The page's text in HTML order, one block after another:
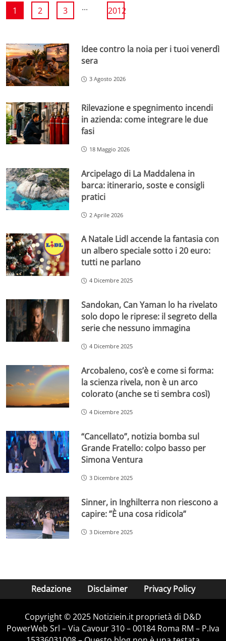
1 2 3 ... 2012
Idee contro la noia per i tuoi venerdì
sera
3 Agosto 2026
Rilevazione e spegnimento incendi
in azienda: come integrare le due
fasi
18 Maggio 2026
Arcipelago di La Maddalena in
barca: itinerario, soste e consigli
pratici
2 Aprile 2026
A Natale Lidl accende la fantasia con
un albero speciale sotto i 20 euro:
tutti ne parlano
4 Dicembre 2025
Sandokan, Can Yaman lo ha rivelato
solo dopo le riprese: il segreto della
serie che nessuno immagina
4 Dicembre 2025
Arcobaleno, cos’è e come si forma:
la scienza rivela, non è un arco
colorato (anche se ti sembra così)
4 Dicembre 2025
“Cancellato”, notizia bomba sul
Grande Fratello: colpo basso per
Simona Ventura
3 Dicembre 2025
Sinner, in Inghilterra non riescono a
capire: ”È una cosa ridicola”
3 Dicembre 2025
Redazione Disclaimer Privacy Policy
Copyright © 2025 Notiziein.it proprietà di D&D
PowerWeb Srl – Via Cavour 310 – 00184 Roma RM – P.Iva